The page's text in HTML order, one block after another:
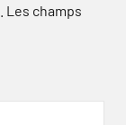
Les champs